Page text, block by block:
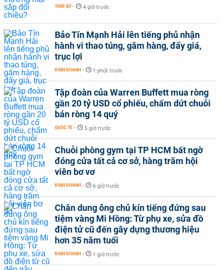
THỜI SỰ - 4 giờ trước
Bảo Tín Mạnh Hải lên tiếng phủ nhận
hành vi thao túng, găm hàng, đẩy giá,
trục lợi
KINH DOANH - 1 phút trước
Tập đoàn của Warren Buffett mua ròng
gần 20 tỷ USD cổ phiếu, chấm dứt chuỗi
bán ròng 14 quý
QUỐC TẾ - 5 giờ trước
Chuỗi phòng gym tại TP HCM bất ngờ
đóng cửa tất cả cơ sở, hàng trăm hội
viên bơ vơ
KINH DOANH - 6 giờ trước
Chân dung ông chủ kín tiếng đứng sau
tiệm vàng Mi Hồng: Từ phụ xe, sửa đồ
điện tử cũ đến gây dựng thương hiệu
hơn 35 năm tuổi
KINH DOANH - 1 giờ trước